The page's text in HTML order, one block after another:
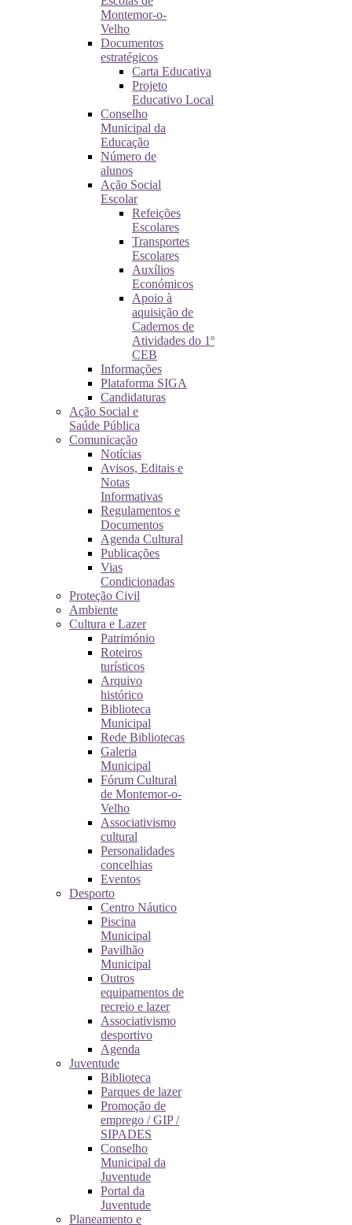
Montemor-o-
Velho
Documentos
estratégicos
Carta Educativa
Projeto
Educativo Local
Conselho
Municipal da
Educação
Número de
alunos
Ação Social
Escolar
Refeições
Escolares
Transportes
Escolares
Auxílios
Económicos
Apoio à
aquisição de
Cadernos de
Atividades do 1º
CEB
Informações
Plataforma SIGA
Candidaturas
Ação Social e
Saúde Pública
Comunicação
Notícias
Avisos, Editais e
Notas
Informativas
Regulamentos e
Documentos
Agenda Cultural
Publicações
Vias
Condicionadas
Proteção Civil
Ambiente
Cultura e Lazer
Património
Roteiros
turísticos
Arquivo
histórico
Biblioteca
Municipal
Rede Bibliotecas
Galeria
Municipal
Fórum Cultural
de Montemor-o-
Velho
Associativismo
cultural
Personalidades
concelhias
Eventos
Desporto
Centro Náutico
Piscina
Municipal
Pavilhão
Municipal
Outros
equipamentos de
recreio e lazer
Associativismo
desportivo
Agenda
Juventude
Biblioteca
Parques de lazer
Promoção de
emprego / GIP /
SIPADES
Conselho
Municipal da
Juventude
Portal da
Juventude
Planeamento e